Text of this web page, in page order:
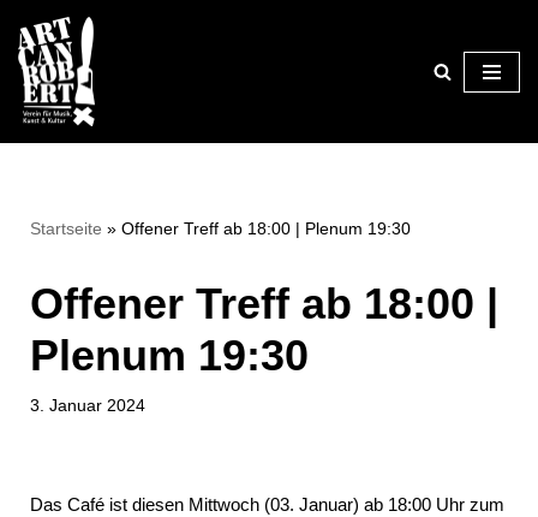
Zum
Inhalt
springen
Startseite » Offener Treff ab 18:00 | Plenum 19:30
Offener Treff ab 18:00 |
Plenum 19:30
3. Januar 2024
Das Café ist diesen Mittwoch (03. Januar) ab 18:00 Uhr zum